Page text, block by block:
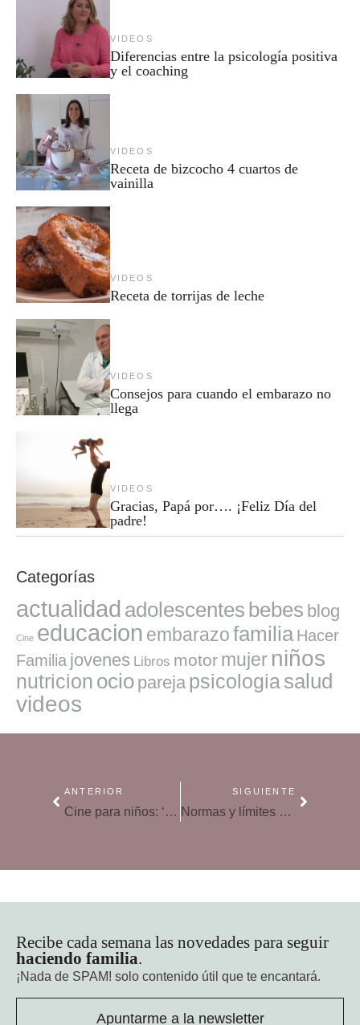
VIDEOS
Diferencias entre la psicología positiva
y el coaching
VIDEOS
Receta de bizcocho 4 cuartos de
vainilla
VIDEOS
Receta de torrijas de leche
VIDEOS
Consejos para cuando el embarazo no
llega
VIDEOS
Gracias, Papá por…. ¡Feliz Día del
padre!
Categorías
actualidad adolescentes bebes blog
Cine educacion embarazofamilia Hacer
Familia jovenes Libros motor mujer niños
nutricion ocio pareja psicologiasalud
videos
ANTERIOR
Cine para niños: ‘El Reino de las Ranas’
SIGUIENTE
Normas y límites en la educación de los niños
Recibe cada semana las novedades para seguir
haciendo familia.
¡Nada de SPAM! solo contenido útil que te encantará.
Apuntarme a la newsletter